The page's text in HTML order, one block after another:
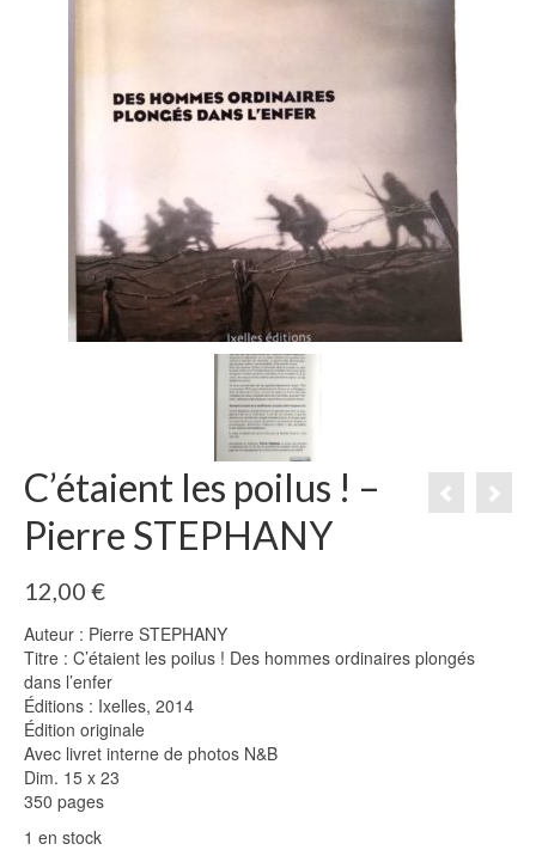
C’étaient les poilus ! –
Pierre STEPHANY
12,00 €
Auteur : Pierre STEPHANY
Titre : C’étaient les poilus ! Des hommes ordinaires plongés
dans l’enfer
Éditions : Ixelles, 2014
Édition originale
Avec livret interne de photos N&B
Dim. 15 x 23
350 pages
1 en stock